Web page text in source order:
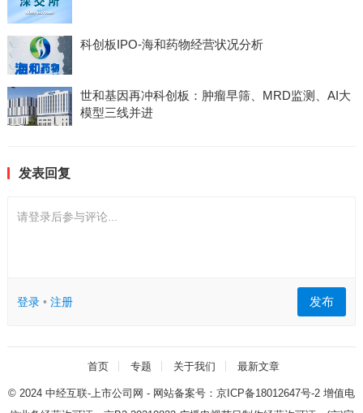
科创板IPO-海和药物经营状况分析
世和基因再冲科创板：肿瘤早筛、MRD监测、AI大
模型三线并进
发表回复
请登录后参与评论...
登录• 注册 发布
首页 专题 关于我们 最新文章
© 2024 中经互联-上市公司网 - 网站备案号： 京ICP备18012647号-2增值电